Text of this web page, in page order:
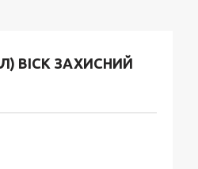
Л) ВІСК ЗАХИСНИЙ